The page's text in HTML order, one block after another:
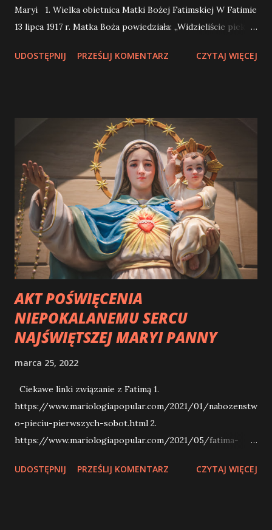
Maryi 1. Wielka obietnica Matki Bożej Fatimskiej W Fatimie
13 lipca 1917 r. Matka Boża powiedziała: „Widzieliście piekło,
uratować, Bóg chce rozpowszechnić na świecie
prosić o poświęcenie Rosji memu Niepokalanemu Sercu i o
Komunię św. wynagradzającą w pierwsze soboty. Jeżeli
moje życzenia zostaną spełnione, Rosja nawróci się i
zapanuje pokój. Jeśli nie, bezbożna propaganda rozszerzy
swe błędne nauki po świecie, wywołując wojny i
prześladowanie Kościoła. Dobrzy będą męczeni, Ojciec
Święty będzie wiele cierpiał. Różne narody zginą, na koniec
moje Niepokalane Serce zatriumfuje”. Siedem lat po
zakończeniu fatimskich objawień Matka Boża zezwoliła
siostrz...
UDOSTĘPNIJ PRZEŚLIJ KOMENTARZ CZYTAJ WIĘCEJ
AKT POŚWIĘCENIA
NIEPOKALANEMU SERCU
NAJŚWIĘTSZEJ MARYI PANNY
marca 25, 2022
Ciekawe linki związanie z Fatimą 1.
https://www.mariologiapopular.com/2021/01/nabozenstw
o-pieciu-pierwszych-sobot.html 2.
https://www.mariologiapopular.com/2021/05/fatima-
https://www.mariologiapopular.com/2017/03/fatima-
UDOSTĘPNIJ PRZEŚLIJ KOMENTARZ CZYTAJ WIĘCEJ